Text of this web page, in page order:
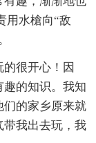
用水槍向“敌
很开心！因
的知识。我知
们的家乡原来就
带我出去玩，我